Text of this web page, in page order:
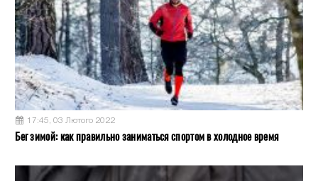
17:45, 03 Лютого 2022
Бег зимой: как правильно заниматься спортом в холодное время